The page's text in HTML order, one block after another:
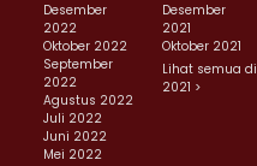
Desember
2022
Oktober 2022
September
2022
Agustus 2022
Juli 2022
Juni 2022
Mei 2022
Desember
2021
Oktober 2021
Lihat semua di
2021 >